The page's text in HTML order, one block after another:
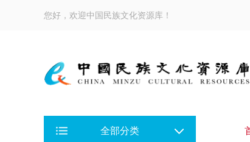
您好，欢迎中国民族文化资源库！
全部分类